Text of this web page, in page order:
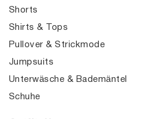
Shorts
Shirts & Tops
Pullover & Strickmode
Jumpsuits
Unterwäsche & Bademäntel
Schuhe